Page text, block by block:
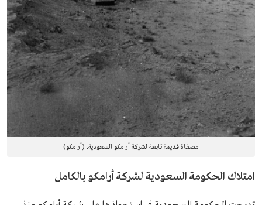
مصفاة قديمة تابعة لشركة أرامكو السعودية. (أرامكو)
امتلاك الحكومة السعودية لشركة أرامكو بالكامل